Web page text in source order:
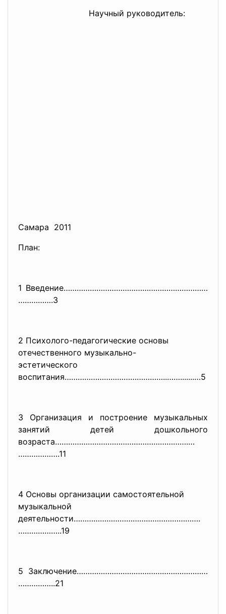
Научный руководитель:
Самара 2011
План:
1 Введение…………………………………………………………
…………….3
2 Психолого-педагогические основы
отечественного музыкально-
эстетического
воспитания………………………………………..…….......…5
3 Организация и построение музыкальных
занятий детей дошкольного
возраста…………………………………………………….…
……………….11
4 Основы организации самостоятельной
музыкальной
деятельности………………………………………………….
………………..19
5 Заключение……………………………………………………
……………..21